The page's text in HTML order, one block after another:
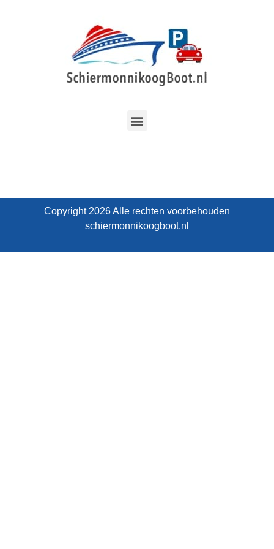
Copyright 2026 Alle rechten voorbehouden
schiermonnikoogboot.nl